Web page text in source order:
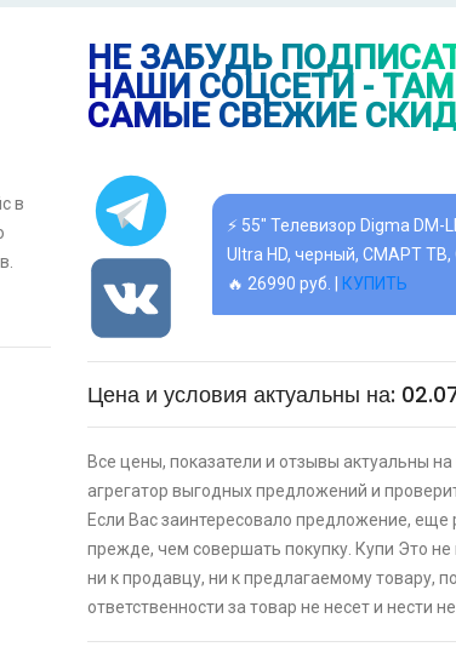
в
НЕ ЗАБУДЬ
НАШИ СОЦСЕТИ - ТАМ
САМЫЕ СВЕЖИЕ
⚡ [PC] Kiki
⚡ 55" Телевизор Digma DM-
Ultra HD, черный, СМАРТ ТВ,
🔥 26990 руб. |
КУПИТЬ
⚡ [PC] Cursedland
🔥 0 руб. |КУПИТЬ
⚡ Двуспальная кровать
скидкой + возврат 25%
картой Сбербанка
🔥 16190 руб. |КУПИТЬ
⚡ Скидка до 25% при
системой Пэй (макс. скидка
индивидуально, возможно
Цена и условия актуальны на:
Все цены, показатели и отзывы актуальны
агрегатор выгодных предложений и
Если Вас заинтересовало предложение, еще
прежде, чем совершать покупку. Купи Это
ни к продавцу, ни к предлагаемому товару,
ответственности за товар не несет и нести